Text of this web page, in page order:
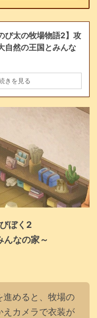
び太の牧場物語2】攻
自然の王国とみんな
きを見る
ぼく2
んなの家～
進めると、牧場の
えカメラで衣装が